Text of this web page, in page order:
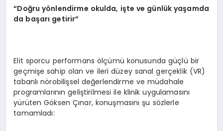
“Doğru yönlendirme okulda, işte ve günlük yaşamda
da başarı getirir”
Elit sporcu performans ölçümü konusunda güçlü bir
geçmişe sahip olan ve ileri düzey sanal gerçeklik (VR)
tabanlı nörobilişsel değerlendirme ve müdahale
programlarının geliştirilmesi ile klinik uygulamasını
yürüten Göksen Çınar, konuşmasını şu sözlerle
tamamladı: